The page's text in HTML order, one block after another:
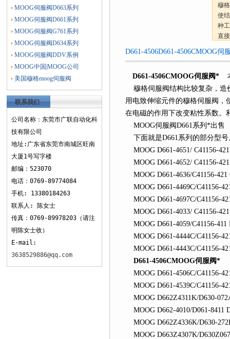
MOOG伺服阀D663系列
MOOG伺服阀D661系列
MOOG伺服阀G761系列
MOOG伺服阀D634系列
MOOG伺服阀DDV系例
MOOG中国|MOOG公司
美国穆格moog伺服阀
联系我们
公司名称：东莞市广联自动化科
技有限公司
地址:广东省东莞市南城区旺南
大厦1号写字楼
邮编：523070
电话：0769-89774084
手机: 13380184263
联系人: 陈女士
传真：0769-89978203（请注
明陈女士收）
E-mail:
3638529886@qq.com
穆
使
种
直
D661-4506D661-4506CMOOG伺
D661-4506CMOOG伺服阀*
穆格伺服阀结构比较复杂，造
用电致伸缩元件的穆格伺服阀，
在电磁的作用下改变粘性系数。
MOOG伺服阀D661系列*出售
下面就是D661系列的部分型号
MOOG D661-4651/ C41156-
MOOG D661-4652/ C41156-
MOOG D661-4636/C41156-
MOOG D661-4469C/C41156-
MOOG D661-4697C/C41156-
MOOG D661-4033/ C41156-
MOOG D661-4059/C41156-411
MOOG D661-4444C/C41156-
MOOG D661-4443C/C41156-
D661-4506CMOOG伺服阀*
MOOG D661-4506C/C41156-
MOOG D661-4539C/C41156-
MOOG D662Z4311K/D630-
MOOG D662-4010/D061-8411
MOOG D662Z4336K/D630-
MOOG D663Z4307K/